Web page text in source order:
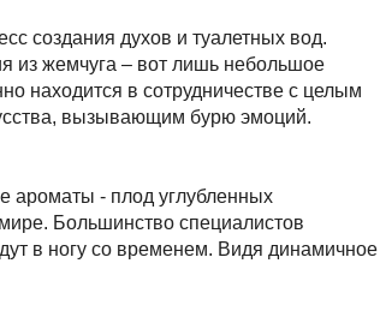
создания духов и туалетных вод.
из жемчуга – вот лишь небольшое
находится в сотрудничестве с целым
вызывающим бурю эмоций.
ароматы - плод углубленных
Большинство специалистов
в ногу со временем. Видя динамичное